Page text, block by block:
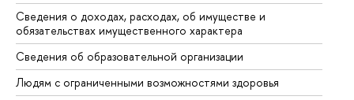
Сведения о доходах, расходах, об имуществе и
обязательствах имущественного характера
Сведения об образовательной организации
Людям с ограниченными возможностями здоровья